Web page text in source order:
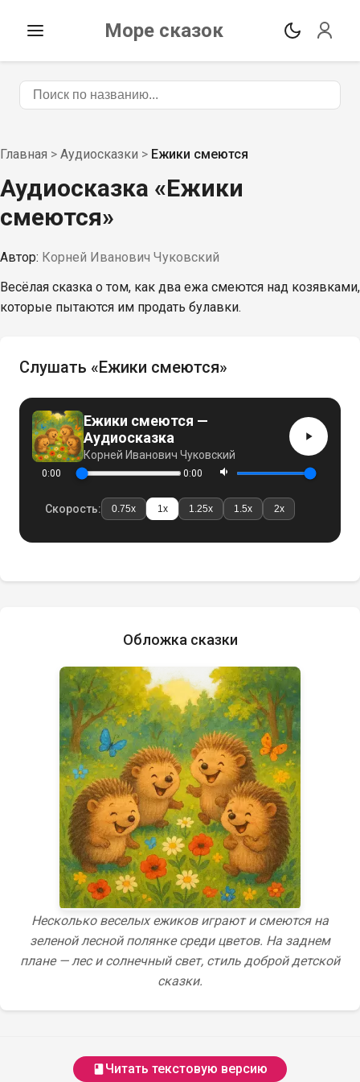
Море сказок
Главная > Аудиосказки > Ежики смеются
Аудиосказка «Ежики
смеются»
Автор: Корней Иванович Чуковский
Весёлая сказка о том, как два ежа смеются над козявками,
которые пытаются им продать булавки.
Слушать «Ежики смеются»
Ежики смеются —
Аудиосказка
Корней Иванович Чуковский
0:00 0:00
Скорость: 0.75x 1x 1.25x 1.5x 2x
Обложка сказки
Несколько веселых ежиков играют и смеются на
зеленой лесной полянке среди цветов. На заднем
плане — лес и солнечный свет, стиль доброй детской
сказки.
Читать текстовую версию